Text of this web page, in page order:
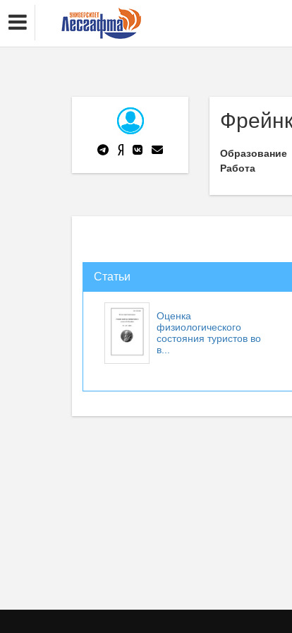
Образование
Работа
Статьи
Оценка
физиологического
состояния туристов во
в...